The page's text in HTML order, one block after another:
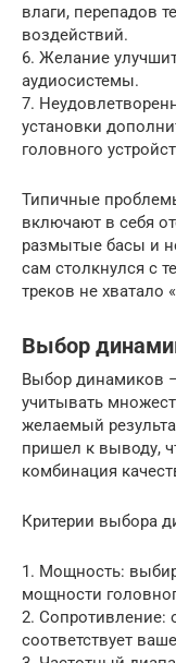
влаги, перепадов
воздействий.
6. Желание
аудиосистемы.
7.
установки
головного
Типичные
включают в себя
размытые басы и
сам столкнулся с
треков не хватало
Выбор
Выбор динамиков
учитывать
желаемый
пришел к выводу,
комбинация
Критерии выбора
1. Мощность:
мощности
2. Сопротивление:
соответствует